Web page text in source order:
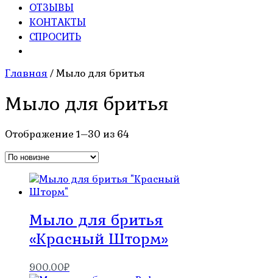
ОТЗЫВЫ
КОНТАКТЫ
СПРОСИТЬ
Главная / Мыло для бритья
Мыло для бритья
Отображение 1–30 из 64
Мыло для бритья
«Красный Шторм»
900.00₽